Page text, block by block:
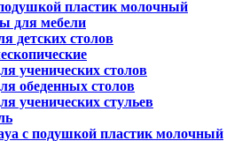
для мебели
детских столов
ученических столов
обеденных столов
ученических стульев